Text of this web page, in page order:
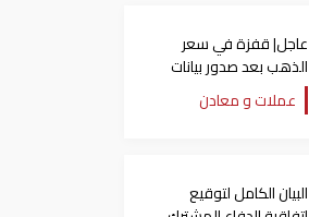
عاجل| قفزة في سعر
الذهب بعد صدور بيانات
الوظائف الأمريكية
عملات و معادن
البيان الكامل لتوقيع